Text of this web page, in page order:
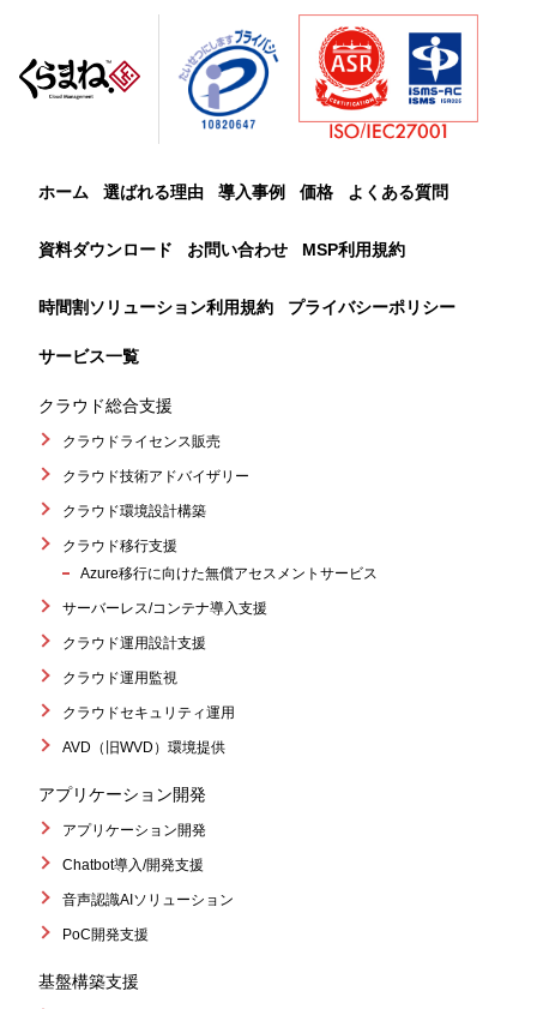
ホーム 選ばれる理由 導入事例 価格 よくある質問
資料ダウンロード お問い合わせ MSP利用規約
時間割ソリューション利用規約 プライバシーポリシー
サービス一覧
クラウド総合支援
クラウドライセンス販売
クラウド技術アドバイザリー
クラウド環境設計構築
クラウド移行支援
Azure移行に向けた無償アセスメントサービス
サーバーレス/コンテナ導入支援
クラウド運用設計支援
クラウド運用監視
クラウドセキュリティ運用
AVD（旧WVD）環境提供
アプリケーション開発
アプリケーション開発
Chatbot導入/開発支援
音声認識AIソリューション
PoC開発支援
基盤構築支援